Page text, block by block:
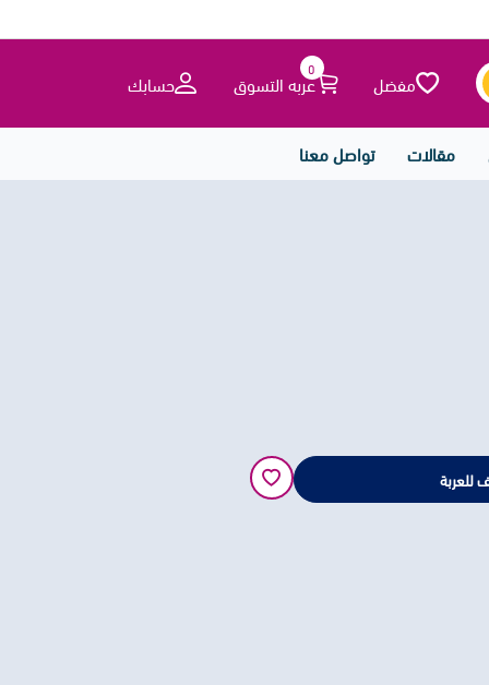
مفضل عربه التسوق
0 حسابك
مقالات تواصل معنا
للعربة